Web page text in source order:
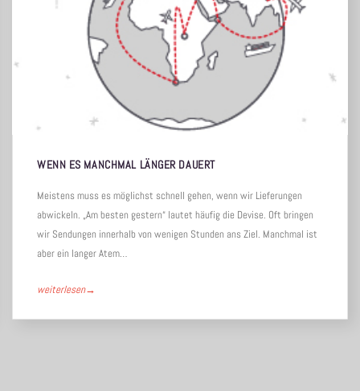
WENN ES MANCHMAL LÄNGER DAUERT
Meistens muss es möglichst schnell gehen, wenn wir Lieferungen
abwickeln. „Am besten gestern“ lautet häufig die Devise. Oft bringen
wir Sendungen innerhalb von wenigen Stunden ans Ziel. Manchmal ist
aber ein langer Atem…
weiterlesen→